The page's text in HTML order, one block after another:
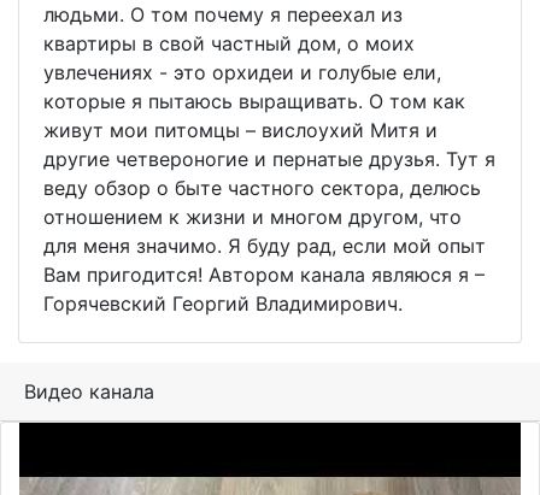
людьми. О том почему я переехал из
квартиры в свой частный дом, о моих
увлечениях - это орхидеи и голубые ели,
которые я пытаюсь выращивать. О том как
живут мои питомцы – вислоухий Митя и
другие четвероногие и пернатые друзья. Тут я
веду обзор о быте частного сектора, делюсь
отношением к жизни и многом другом, что
для меня значимо. Я буду рад, если мой опыт
Вам пригодится! Автором канала являюся я –
Горячевский Георгий Владимирович.
Видео канала